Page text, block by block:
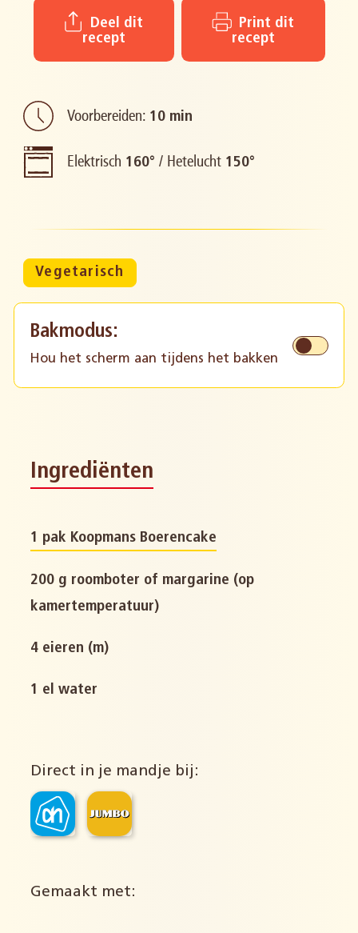
recept
recept
Voorbereiden: 10 min
Elektrisch 160° / Hetelucht 150°
Vegetarisch
Bakmodus:
Hou het scherm aan tijdens het bakken
Ingrediënten
1 pak Koopmans Boerencake
200 g roomboter of margarine (op
kamertemperatuur)
4 eieren (m)
1 el water
Direct in je mandje bij:
Gemaakt met: